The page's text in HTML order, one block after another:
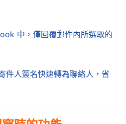
中，僅回覆郵件內所選取的
件人簽名快速轉為聯絡人，省